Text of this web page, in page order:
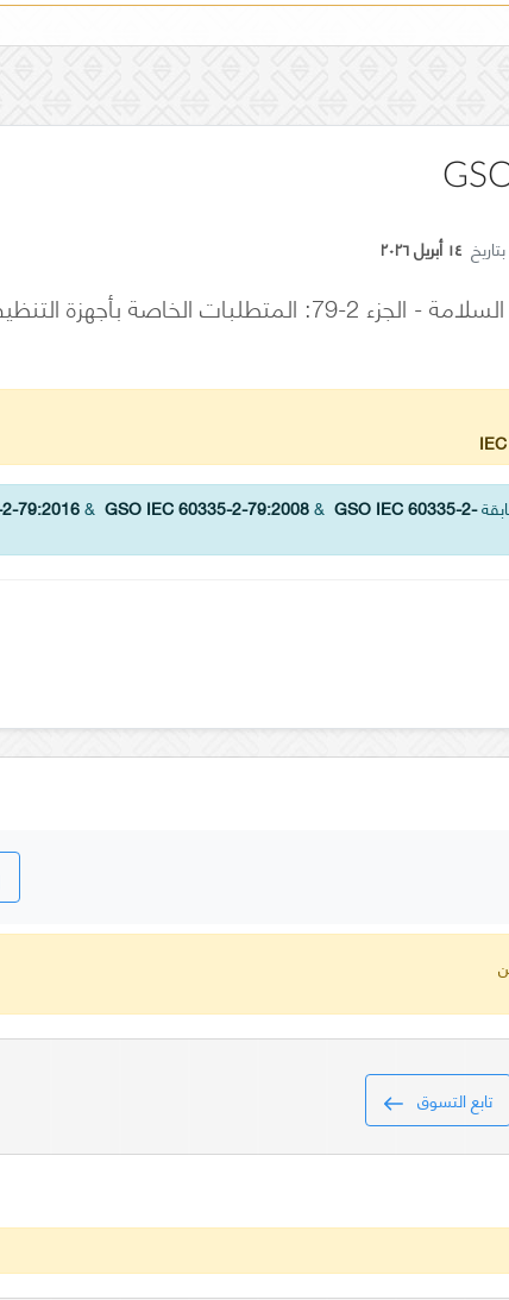
١٤ أبريل ٢٠٢٦
الأجهزة الكهربائية المنزلية وما شابهها - السلامة - الجزء 2-79:
79:2016&GSO IEC 60335-2-79:2008&GSO IEC 60335-2-
تابع التسوق